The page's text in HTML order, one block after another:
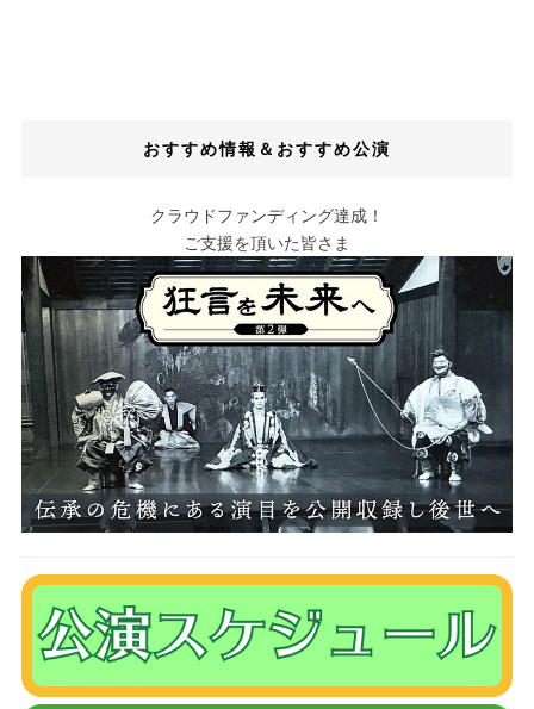
おすすめ情報＆おすすめ公演
クラウドファンディング達成！
ご支援を頂いた皆さま